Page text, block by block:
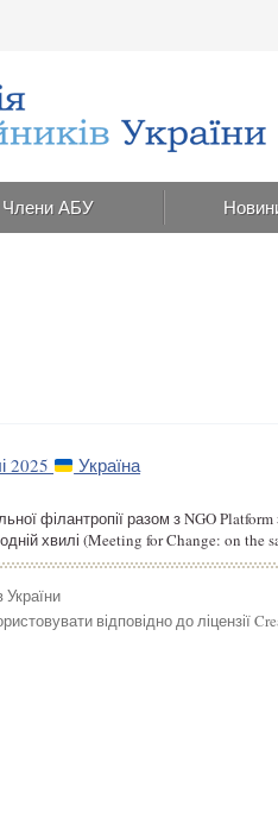
Члени АБУ
2025 Україна
філантропії разом з NGO
хвилі (Meeting for Change: on the
України
відповідно до ліцензії